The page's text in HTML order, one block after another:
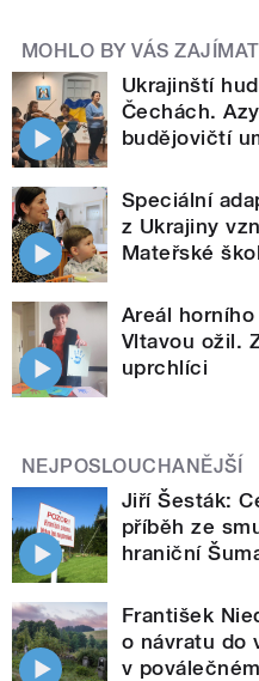
MOHLO BY VÁS ZAJÍMAT
Ukrajinští
Čechách.
budějovičtí
Speciální
z Ukrajiny
Mateřské
Areál
Vltavou ožil.
uprchlíci
NEJPOSLOUCHANĚJŠÍ
Jiří Šesták:
příběh ze
hraniční
František
o návratu do
v